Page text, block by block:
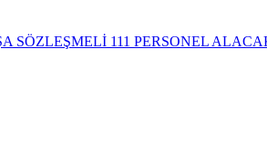
SÖZLEŞMELİ 111 PERSONEL